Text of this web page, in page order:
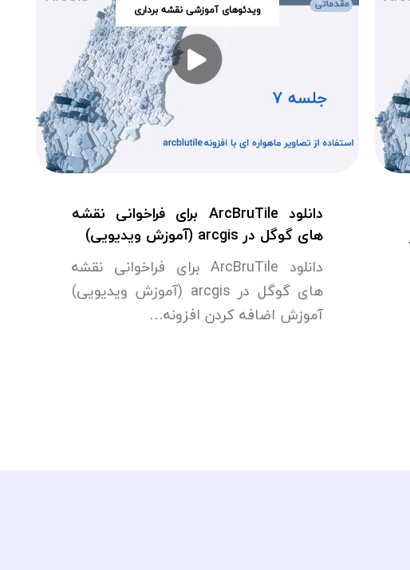
ویدئوهای آموزشی نقشه برداری
دانلود ArcBruTile برای فراخوانی نقشه
های گوگل در arcgis (آموزش ویدیویی)
دانلود ArcBruTile برای فراخوانی نقشه
های گوگل در arcgis (آموزش ویدیویی)
آموزش اضافه کردن افزونه…